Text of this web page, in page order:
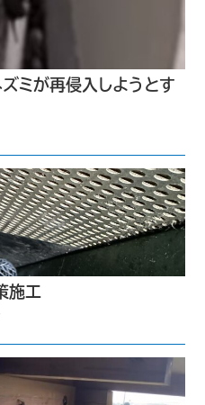
ズミが再侵入しようとす
施工